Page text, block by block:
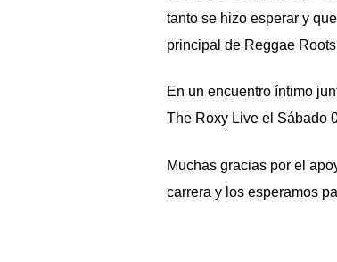
tanto se hizo esperar y
principal de Reggae
En un encuentro íntimo
The Roxy Live el Sábado
Muchas gracias por el
carrera y los esperamos